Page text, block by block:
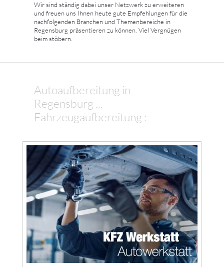
Wir sind ständig dabei unser Netzwerk zu erweiteren
und freuen uns Ihnen heute gute Empfehlungen für die
nachfolgenden Branchen und Themenbereiche in
Regensburg präsentieren zu können. Viel Vergnügen
beim stöbern.
Autoaufbereitung in
Regensburg ...
Fahrzeugaufbereitung :